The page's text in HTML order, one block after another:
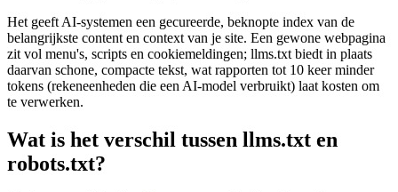
Het geeft AI-systemen een gecureerde, beknopte index van de
belangrijkste content en context van je site. Een gewone webpagina
zit vol menu's, scripts en cookiemeldingen; llms.txt biedt in plaats
daarvan schone, compacte tekst, wat rapporten tot 10 keer minder
tokens (rekeneenheden die een AI-model verbruikt) laat kosten om
te verwerken.
Wat is het verschil tussen llms.txt en
robots.txt?